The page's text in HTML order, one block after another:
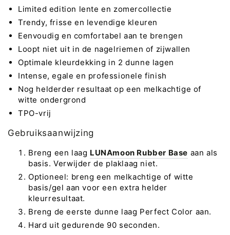
Limited edition lente en zomercollectie
Trendy, frisse en levendige kleuren
Eenvoudig en comfortabel aan te brengen
Loopt niet uit in de nagelriemen of zijwallen
Optimale kleurdekking in 2 dunne lagen
Intense, egale en professionele finish
Nog helderder resultaat op een melkachtige of
witte ondergrond
TPO-vrij
Gebruiksaanwijzing
Breng een laag LUNAmoon Rubber Base aan als
basis. Verwijder de plaklaag niet.
Optioneel: breng een melkachtige of witte
basis/gel aan voor een extra helder
kleurresultaat.
Breng de eerste dunne laag Perfect Color aan.
Hard uit gedurende 90 seconden.